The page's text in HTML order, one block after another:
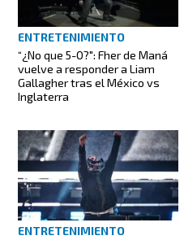
ENTRETENIMIENTO
“¿No que 5-0?": Fher de Maná
vuelve a responder a Liam
Gallagher tras el México vs
Inglaterra
ENTRETENIMIENTO